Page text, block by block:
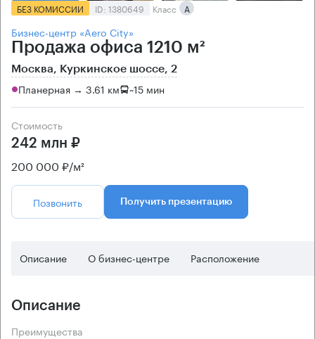
БЕЗ КОМИССИИ ID: 1380649 Класс А
Бизнес-центр «Aero City»
Продажа офиса 1210 м²
Москва, Куркинское шоссе, 2
Планерная → 3.61 км ~15 мин
Стоимость
242 млн ₽
200 000 ₽/м²
Позвонить Получить презентацию
Описание О бизнес-центре Расположение
Описание
Преимущества